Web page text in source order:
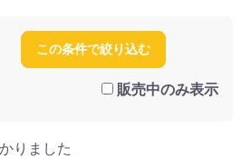
ver 舞姫彩華ver カメラver
バーパンクver おでかけver
オリジナル衣装ver
この条件で絞り込む
販売中のみ表示
りました